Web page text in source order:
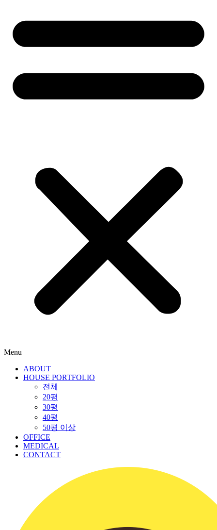
Menu
ABOUT
HOUSE PORTFOLIO
전체
20평
30평
40평
50평 이상
OFFICE
MEDICAL
CONTACT